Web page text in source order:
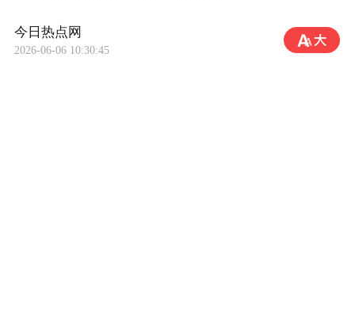
今日热点网
2026-06-06 10:30:45